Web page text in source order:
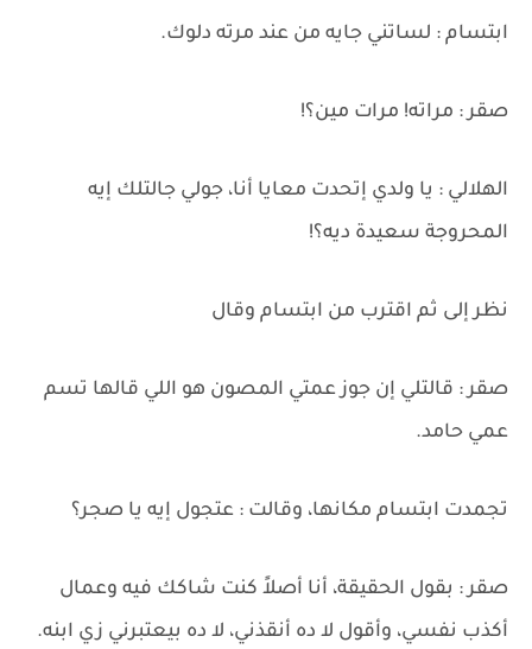
ابتسام : لساتني جايه من عند مرته دلوك.
صقر : مراته! مرات مين؟!
الهلالي : يا ولدي إتحدت معايا أنا، جولي جالتلك إيه
المحروجة سعيدة ديه؟!
نظر إلى ثم اقترب من ابتسام وقال
صقر : قالتلي إن جوز عمتي المصون هو اللي قالها تسم
عمي حامد.
تجمدت ابتسام مكانها، وقالت : عتجول إيه يا صجر؟
صقر : بقول الحقيقة، أنا أصلاً كنت شاكك فيه وعمال
أكذب نفسي، وأقول لا ده أنقذني، لا ده بيعتبرني زي ابنه.